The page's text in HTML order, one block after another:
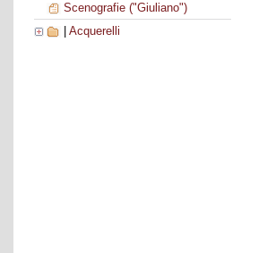
Scenografie ("Giuliano")
Acquerelli